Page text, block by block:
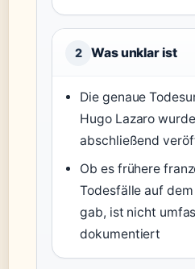
2 Was unklar ist
Die genaue
Hugo Lazaro
abschließend
Ob es frühere
Todesfälle auf
gab, ist nicht
dokumentiert